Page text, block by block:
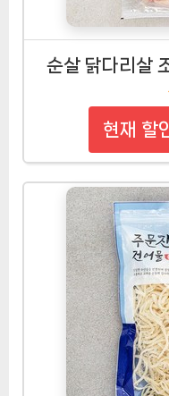
순살 닭다리살
현재 할